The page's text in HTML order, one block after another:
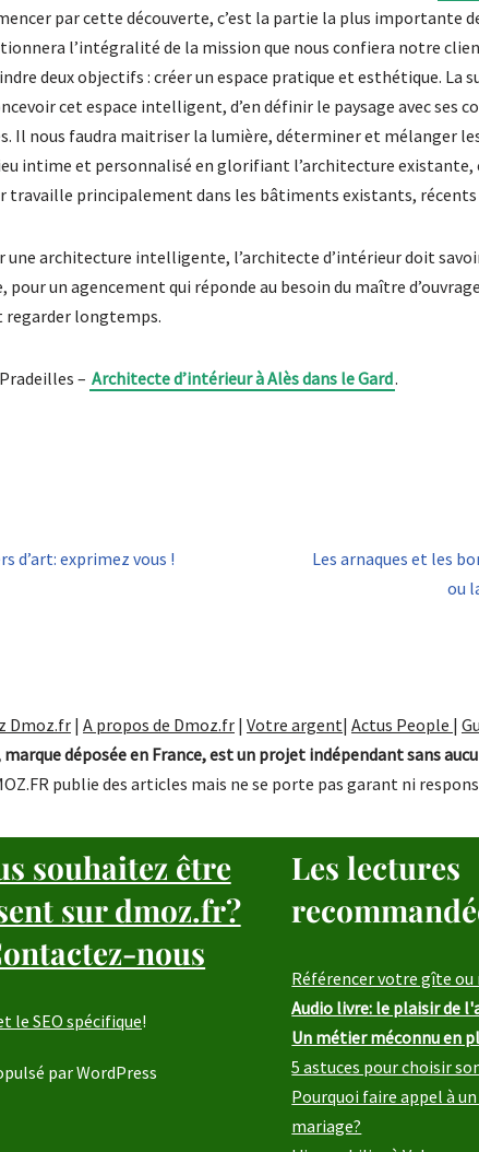
par cette découverte, c’est la partie la plus importante
l’intégralité de la mission que nous confiera notre
deux objectifs : créer un espace pratique et esthétique. La
cet espace intelligent, d’en définir le paysage avec ses
Il nous faudra maitriser la lumière, déterminer et mélanger
intime et personnalisé en glorifiant l’architecture existante,
travaille principalement dans les bâtiments existants, récents
une architecture intelligente, l’architecte d’intérieur doit
pour un agencement qui réponde au besoin du maître
regarder longtemps.
– Architecte d’intérieur à Alès dans le Gard.
d’art: exprimez vous !
Les arnaques et les
ou
Dmoz.fr| A propos de Dmoz.fr | Votre argent| Actus People |
marque déposée en France, est un projet indépendant sans
publie des articles mais ne se porte pas garant ni
souhaitez être
sur dmoz.fr?
nous
le SEO spécifique!
parWordPress
Les lectures
Référencer votre gîte ou
Audio livre: le plaisir de
Un métier méconnu en
5 astuces pour choisir
Pourquoi faire appel à
mariage?